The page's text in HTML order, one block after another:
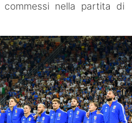
nella partita di